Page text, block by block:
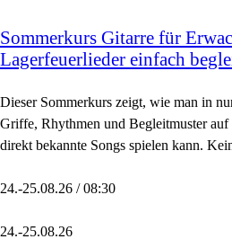
Sommerkurs Gitarre für
Lagerfeuerlieder einfach
Dieser Sommerkurs zeigt, wie man in
Griffe, Rhythmen und Begleitmuster
direkt bekannte Songs spielen kann.
24.-25.08.26 / 08:30
24.-25.08.26